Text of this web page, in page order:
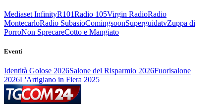
Mediaset InfinityR101Radio 105Virgin RadioRadio
MontecarloRadio SubasioComingsoonSuperguidatvZuppa di
PorroNon SprecareCotto e Mangiato
Eventi
Identità Golose 2026Salone del Risparmio 2026Fuorisalone
2026L'Artigiano in Fiera 2025